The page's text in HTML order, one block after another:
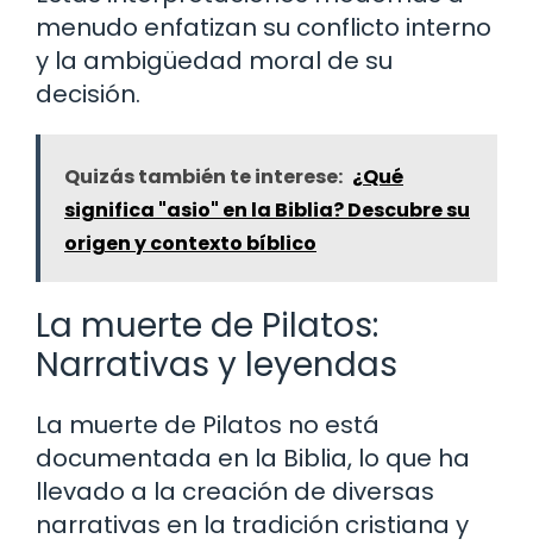
menudo enfatizan su conflicto interno
y la ambigüedad moral de su
decisión.
Quizás también te interese: ¿Qué
significa "asio" en la Biblia? Descubre su
origen y contexto bíblico
La muerte de Pilatos:
Narrativas y leyendas
La muerte de Pilatos no está
documentada en la Biblia, lo que ha
llevado a la creación de diversas
narrativas en la tradición cristiana y